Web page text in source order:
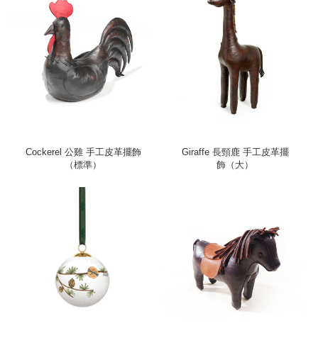
Cockerel 公雞 手工皮革擺飾
（標準）
Giraffe 長頸鹿 手工皮革擺
飾（大）